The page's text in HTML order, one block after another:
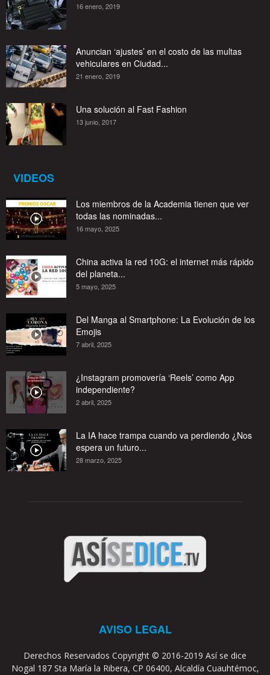
16 enero, 2019
Anuncian ‘ajustes’ en el costo de las multas
vehiculares en Ciudad...
21 enero, 2019
Una solución al Fast Fashion
13 junio, 2017
VIDEOS
Los miembros de la Academia tienen que ver
todas las nominadas...
16 mayo, 2025
China activa la red 10G: el internet más rápido
del planeta...
5 mayo, 2025
Del Manga al Smartphone: La Evolución de los
Emojis
7 abril, 2025
¿Instagram promovería ‘Reels’ como App
independiente?
2 abril, 2025
La IA hace trampa cuando va perdiendo ¿Nos
espera un futuro...
28 marzo, 2025
AVISO LEGAL
Derechos Reservados Copyright © 2016-2019 Así se dice
Nogal 187 Sta María la Ribera, CP 06400, Alcaldía Cuauhtémoc,